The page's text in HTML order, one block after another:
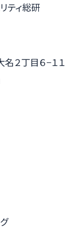
ティ総研
２丁目６−１１